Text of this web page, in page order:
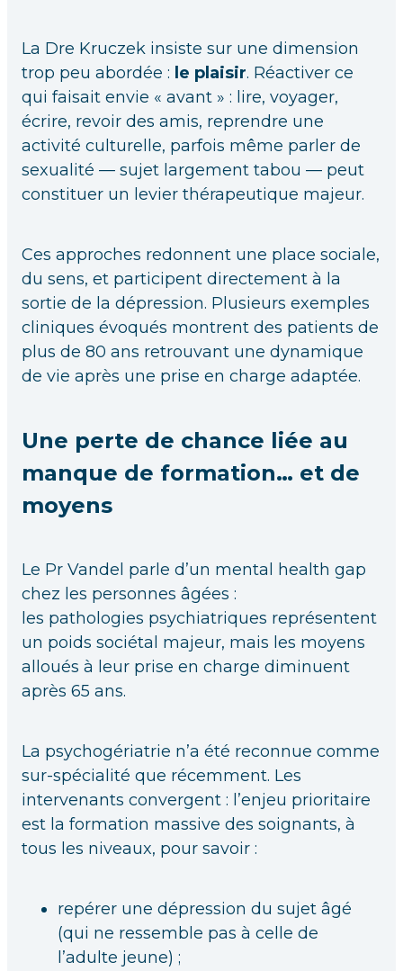
La Dre Kruczek insiste sur une dimension
trop peu abordée : le plaisir. Réactiver ce
qui faisait envie « avant » : lire, voyager,
écrire, revoir des amis, reprendre une
activité culturelle, parfois même parler de
sexualité — sujet largement tabou — peut
constituer un levier thérapeutique majeur.
Ces approches redonnent une place sociale,
du sens, et participent directement à la
sortie de la dépression. Plusieurs exemples
cliniques évoqués montrent des patients de
plus de 80 ans retrouvant une dynamique
de vie après une prise en charge adaptée.
Une perte de chance liée au
manque de formation… et de
moyens
Le Pr Vandel parle d’un mental health gap
chez les personnes âgées :
les pathologies psychiatriques représentent
un poids sociétal majeur, mais les moyens
alloués à leur prise en charge diminuent
après 65 ans.
La psychogériatrie n’a été reconnue comme
sur-spécialité que récemment. Les
intervenants convergent : l’enjeu prioritaire
est la formation massive des soignants, à
tous les niveaux, pour savoir :
repérer une dépression du sujet âgé
(qui ne ressemble pas à celle de
l’adulte jeune) ;